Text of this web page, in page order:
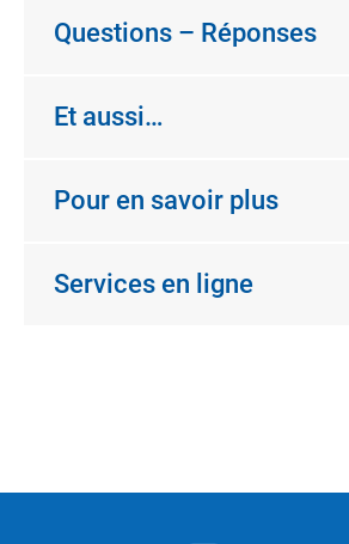
Questions – Réponses
Et aussi…
Pour en savoir plus
Services en ligne